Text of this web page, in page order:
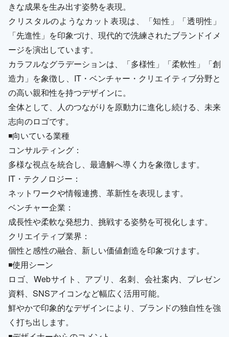
きな成果を生み出す姿勢を表現。
クリスタルのようなカット表現は、「知性」「透明性」
「先進性」を印象づけ、現代的で洗練されたブランドイメ
ージを演出しています。
カラフルなグラデーションは、「多様性」「柔軟性」「創
造力」を象徴し、IT・ベンチャー・クリエイティブ分野と
の高い親和性を持つデザインに。
全体として、人のつながりを原動力に進化し続ける、未来
志向のロゴです。
◾️向いている業種
コンサルティング：
多様な視点を統合し、最適解へ導く力を象徴します。
IT・テクノロジー：
ネットワークや情報連携、革新性を表現します。
ベンチャー企業：
成長性や柔軟な発想力、挑戦する姿勢を可視化します。
クリエイティブ業界：
個性と感性の融合、新しい価値創造を印象づけます。
◾️使用シーン
ロゴ、Webサイト、アプリ、名刺、会社案内、プレゼン
資料、SNSアイコンなど幅広く活用可能。
鮮やかで印象的なデザインにより、ブランドの独自性を強
く打ち出します。